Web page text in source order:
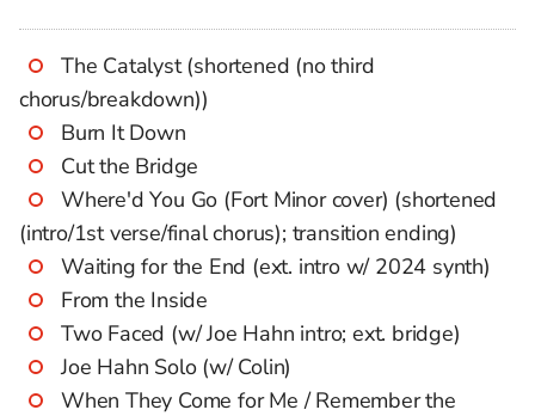
The Catalyst (shortened (no third
chorus/breakdown))
Burn It Down
Cut the Bridge
Where'd You Go (Fort Minor cover) (shortened
(intro/1st verse/final chorus); transition ending)
Waiting for the End (ext. intro w/ 2024 synth)
From the Inside
Two Faced (w/ Joe Hahn intro; ext. bridge)
Joe Hahn Solo (w/ Colin)
When They Come for Me / Remember the